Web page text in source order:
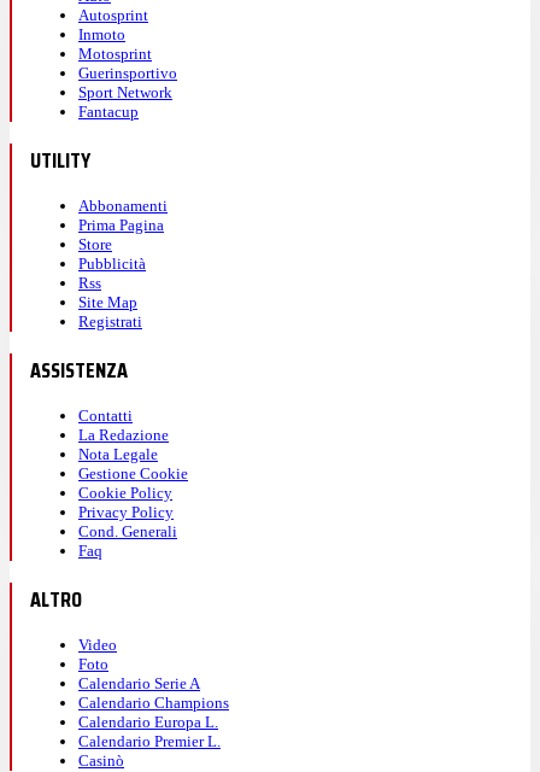
Autosprint
Inmoto
Motosprint
Guerinsportivo
Sport Network
Fantacup
UTILITY
Abbonamenti
Prima Pagina
Store
Pubblicità
Rss
Site Map
Registrati
ASSISTENZA
Contatti
La Redazione
Nota Legale
Gestione Cookie
Cookie Policy
Privacy Policy
Cond. Generali
Faq
ALTRO
Video
Foto
Calendario Serie A
Calendario Champions
Calendario Europa L.
Calendario Premier L.
Casinò